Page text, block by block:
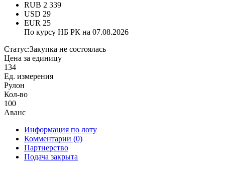
RUB 2 339
USD 29
EUR 25
По курсу НБ РК на 07.08.2026
Статус:Закупка не состоялась
Цена за единицу
134
Ед. измерения
Рулон
Кол-во
100
Аванс
Информация по лоту
Комментарии (0)
Партнерство
Подача закрыта